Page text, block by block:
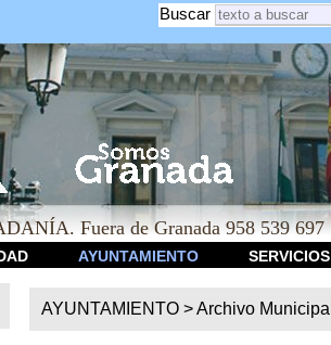
Buscar
Fuera de Granada 958 539 697
AYUNTAMIENTO SERVICIOS
AYUNTAMIENTO >Archivo Municipal